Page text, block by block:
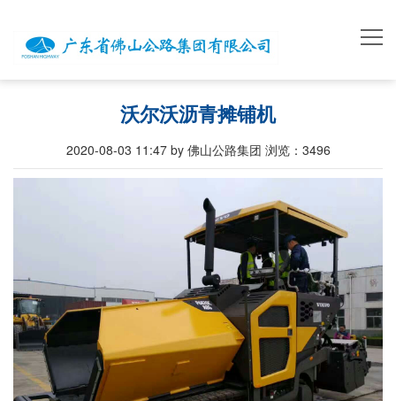
沃尔沃沥青摊铺机
2020-08-03 11:47 by 佛山公路集团 浏览： 3496